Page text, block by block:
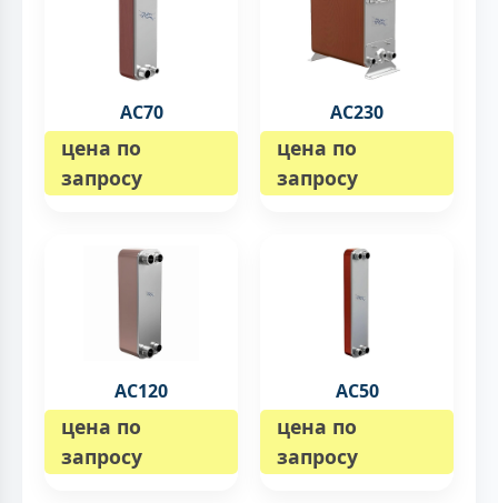
AC70
цена по
запросу
AC230
цена по
запросу
AC120
цена по
запросу
AC50
цена по
запросу